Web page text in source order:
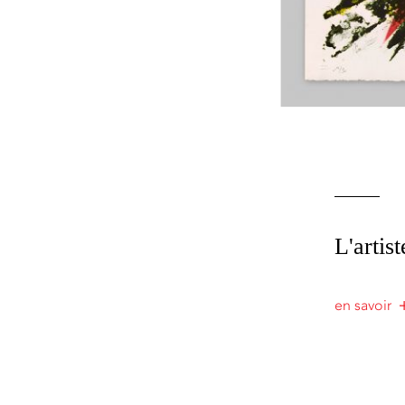
en savoir